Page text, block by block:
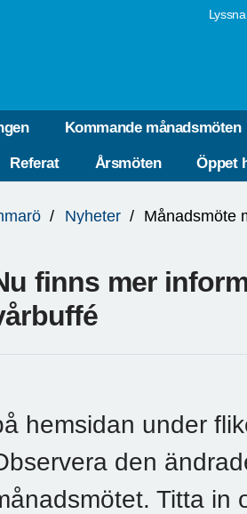
Lyssna
Kommande månadsmöten
Referat Årsmöten Öppet
Nyheter Månadsmöte
finns mer
hemsidan under
den
Titta in